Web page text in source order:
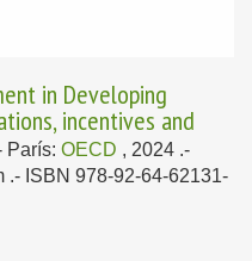
in Developing
incentives and
París: OECD , 2024 .-
.- ISBN 978-92-64-62131-